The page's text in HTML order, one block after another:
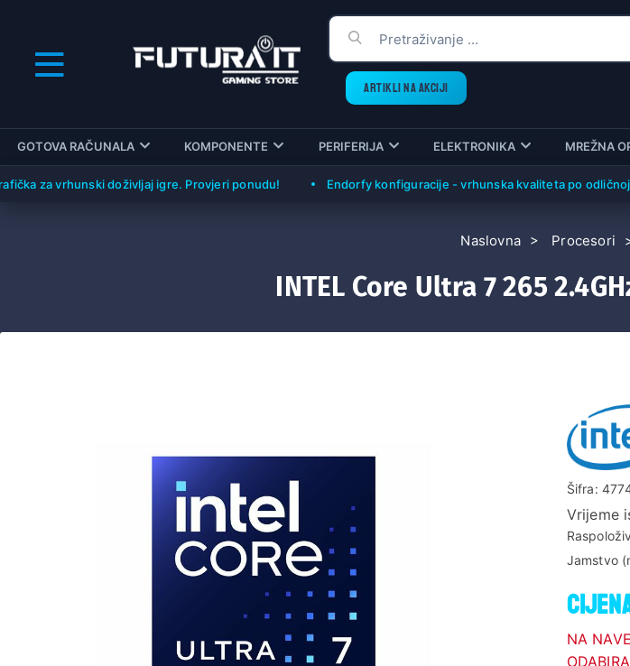
ARTIKLI NA AKCIJI
GOTOVA RAČUNALA KOMPONENTE PERIFERIJA ELEKTRONIKA MREŽNA
za vrhunski doživljaj igre. Provjeri ponudu! Endorfy konfiguracije - vrhunska kvaliteta po odličnoj
Naslovna Procesori
INTEL Core Ultra 7 265
Šifra:
Vrijeme
Jamstvo
NA